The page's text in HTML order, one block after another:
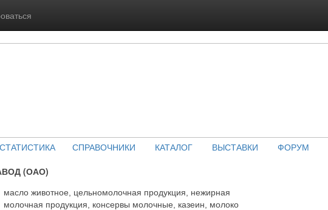
СТАТИСТИКА СПРАВОЧНИКИ КАТАЛОГ ВЫСТАВКИ ФОРУМ
(ОАО)
масло животное, цельномолочная продукция, нежирная
молочная продукция, консервы молочные, казеин, молоко